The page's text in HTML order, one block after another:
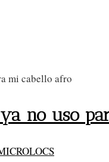
mi cabello afro
no uso